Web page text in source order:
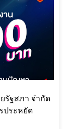
รัฐสภา จำกัด
ประหยัด